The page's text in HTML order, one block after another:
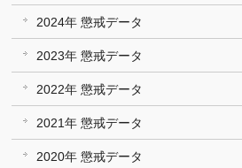
2024年 懲戒データ
2023年 懲戒データ
2022年 懲戒データ
2021年 懲戒データ
2020年 懲戒データ